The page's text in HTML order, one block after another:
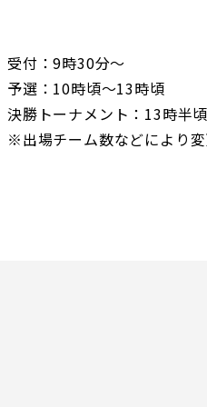
受付：9時30分～
予選：10時頃～13時頃
決勝トーナメント：13時半
※出場チーム数などにより